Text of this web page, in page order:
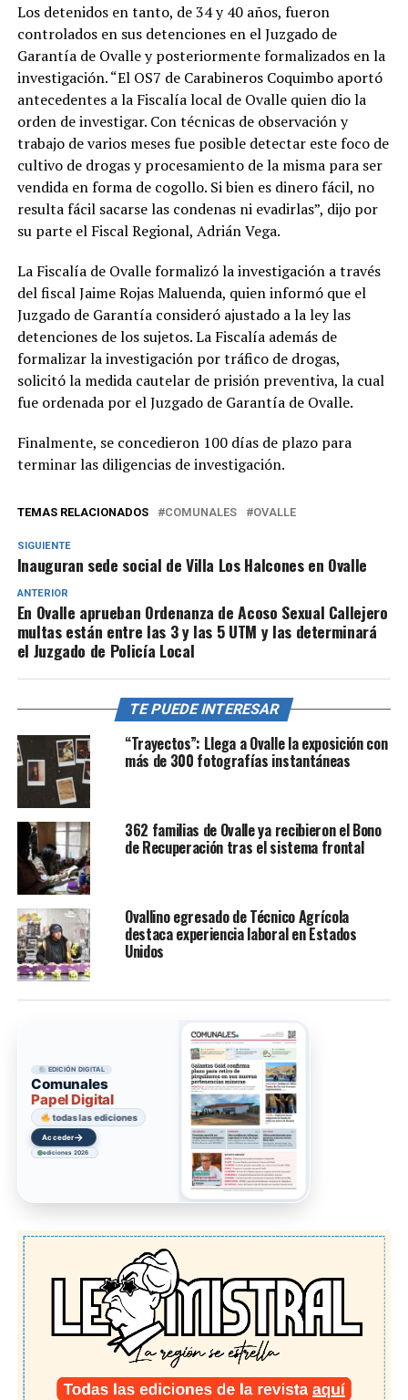
Los detenidos en tanto, de 34 y 40 años, fueron
controlados en sus detenciones en el Juzgado de
Garantía de Ovalle y posteriormente formalizados en la
investigación. “El OS7 de Carabineros Coquimbo aportó
antecedentes a la Fiscalía local de Ovalle quien dio la
orden de investigar. Con técnicas de observación y
trabajo de varios meses fue posible detectar este foco de
cultivo de drogas y procesamiento de la misma para ser
vendida en forma de cogollo. Si bien es dinero fácil, no
resulta fácil sacarse las condenas ni evadirlas”, dijo por
su parte el Fiscal Regional, Adrián Vega.
La Fiscalía de Ovalle formalizó la investigación a través
del fiscal Jaime Rojas Maluenda, quien informó que el
Juzgado de Garantía consideró ajustado a la ley las
detenciones de los sujetos. La Fiscalía además de
formalizar la investigación por tráfico de drogas,
solicitó la medida cautelar de prisión preventiva, la cual
fue ordenada por el Juzgado de Garantía de Ovalle.
Finalmente, se concedieron 100 días de plazo para
terminar las diligencias de investigación.
TEMAS RELACIONADOS COMUNALES OVALLE
SIGUIENTE
Inauguran sede social de Villa Los Halcones en Ovalle
ANTERIOR
En Ovalle aprueban Ordenanza de Acoso Sexual Callejero
multas están entre las 3 y las 5 UTM y las determinará
el Juzgado de Policía Local
TE PUEDE INTERESAR
“Trayectos”: Llega a Ovalle la exposición con
más de 300 fotografías instantáneas
362 familias de Ovalle ya recibieron el Bono
de Recuperación tras el sistema frontal
Ovallino egresado de Técnico Agrícola
destaca experiencia laboral en Estados
Unidos
EDICIÓN DIGITAL
Comunales
Papel Digital
todas las ediciones
Acceder→
ediciones 2026